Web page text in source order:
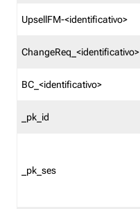
UpsellFM-<identificativo>
ChangeReq_<identificativo>
BC_<identificativo>
_pk_id
_pk_ses